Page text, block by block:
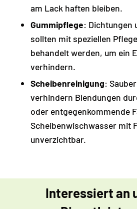
am Lack haften bleiben.
Gummipflege: Dichtungen
sollten mit speziellen
behandelt werden, um ein
verhindern.
Scheibenreinigung:
verhindern Blendungen
oder entgegenkommende
Scheibenwischwasser mit
unverzichtbar.
Interessiert an